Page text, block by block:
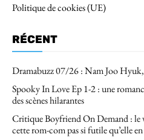
Politique de cookies (UE)
RÉCENT
Dramabuzz 07/26 : Nam Joo
Spooky In Love Ep 1-2 : une
des scènes hilarantes
Critique Boyfriend On Demand : le
cette rom-com pas si futile qu’elle en